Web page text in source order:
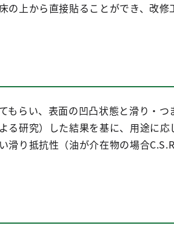
の上から直接貼ることができ、改修
もらい、表面の凹凸状態と滑り・つ
る研究）した結果を基に、用途に応
り抵抗性（油が介在物の場合C.S.R